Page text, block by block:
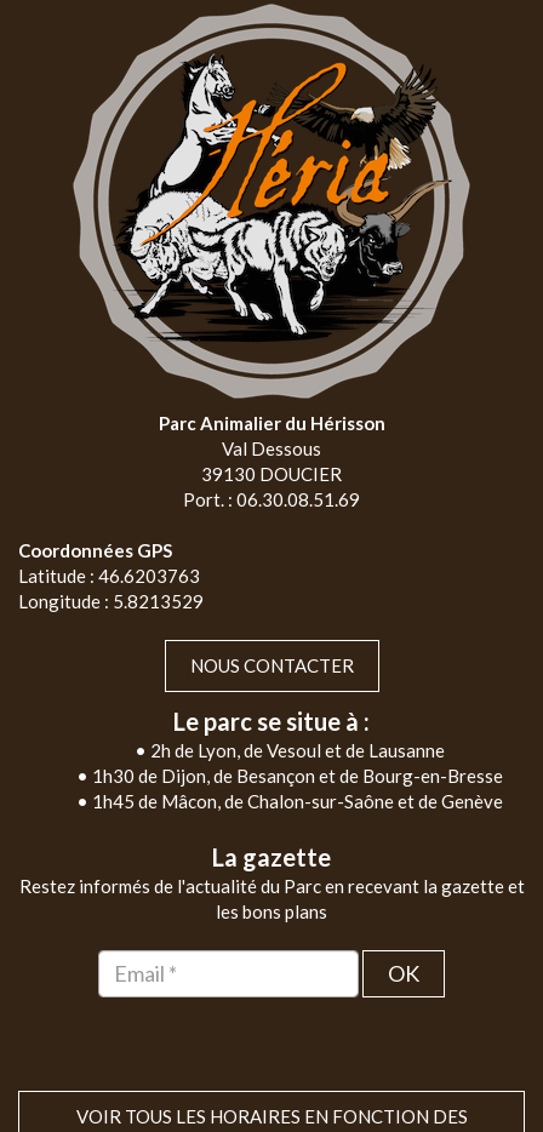
Parc Animalier du Hérisson
Val Dessous
39130 DOUCIER
Port. : 06.30.08.51.69
Coordonnées GPS
Latitude : 46.6203763
Longitude : 5.8213529
NOUS CONTACTER
Le parc se situe à :
• 2h de Lyon, de Vesoul et de Lausanne
• 1h30 de Dijon, de Besançon et de Bourg-en-Bresse
• 1h45 de Mâcon, de Chalon-sur-Saône et de Genève
La gazette
Restez informés de l'actualité du Parc en recevant la gazette et
les bons plans
OK
VOIR TOUS LES HORAIRES EN FONCTION DES